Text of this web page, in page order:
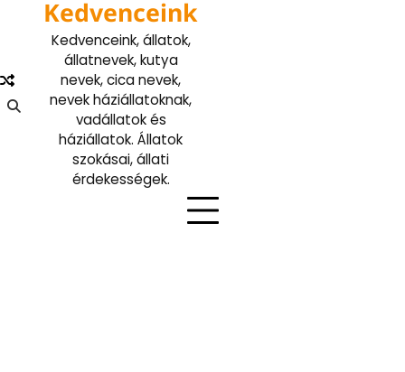
Kedvenceink
Kedvenceink, állatok,
állatnevek, kutya
nevek, cica nevek,
nevek háziállatoknak,
vadállatok és
háziállatok. Állatok
szokásai, állati
érdekességek.